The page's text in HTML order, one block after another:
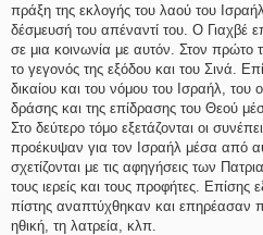
πράξη της εκλογής του λαού του
δέσμευσή του απέναντί του. Ο Γιαχβέ
σε μια κοινωνία με αυτόν. Στον πρώτο
το γεγονός της εξόδου και του Σινά.
δικαίου και του νόμου του Ισραήλ, του
δράσης και της επίδρασης του Θεού
Στο δεύτερο τόμο εξετάζονται οι
προέκυψαν για τον Ισραήλ μέσα από
σχετίζονται με τις αφηγήσεις των
τους ιερείς και τους προφήτες. Επίσης
πίστης αναπτύχθηκαν και επηρέασαν
ηθική, τη λατρεία, κλπ.